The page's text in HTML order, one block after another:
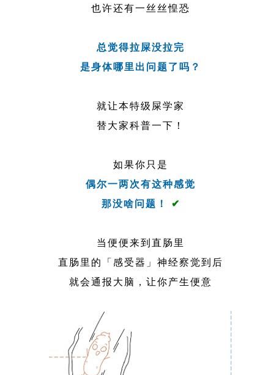
也许还有一丝丝惶恐
总觉得拉屎没拉完
是身体哪里出问题了吗？
就让本特级屎学家
替大家科普一下！
如果你只是
偶尔一两次有这种感觉
那没啥问题！
✔
当便便来到直肠里
直肠里的「感受器」神经察觉到后
就会通报大脑，让你产生便意